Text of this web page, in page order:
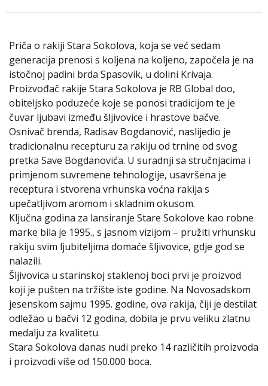
Priča o rakiji Stara Sokolova, koja se već sedam
generacija prenosi s koljena na koljeno, započela je na
istočnoj padini brda Spasovik, u dolini Krivaja.
Proizvođač rakije Stara Sokolova je RB Global doo,
obiteljsko poduzeće koje se ponosi tradicijom te je
čuvar ljubavi između šljivovice i hrastove bačve.
Osnivač brenda, Radisav Bogdanović, naslijedio je
tradicionalnu recepturu za rakiju od trnine od svog
pretka Save Bogdanovića. U suradnji sa stručnjacima i
primjenom suvremene tehnologije, usavršena je
receptura i stvorena vrhunska voćna rakija s
upečatljivom aromom i skladnim okusom.
Ključna godina za lansiranje Stare Sokolove kao robne
marke bila je 1995., s jasnom vizijom – pružiti vrhunsku
rakiju svim ljubiteljima domaće šljivovice, gdje god se
nalazili.
Šljivovica u starinskoj staklenoj boci prvi je proizvod
koji je pušten na tržište iste godine. Na Novosadskom
jesenskom sajmu 1995. godine, ova rakija, čiji je destilat
odležao u bačvi 12 godina, dobila je prvu veliku zlatnu
medalju za kvalitetu.
Stara Sokolova danas nudi preko 14 različitih proizvoda
i proizvodi više od 150.000 boca.